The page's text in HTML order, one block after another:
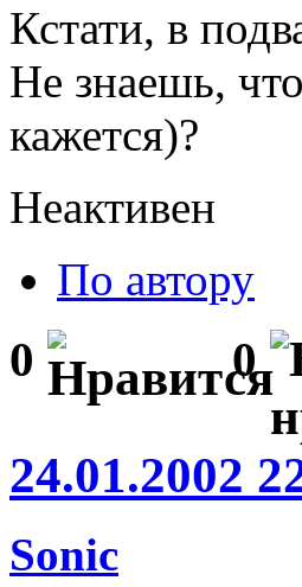
Кстати, в
Не знаешь,
кажется)?
Неактивен
По автору
0 0
24.01.2002
Sonic